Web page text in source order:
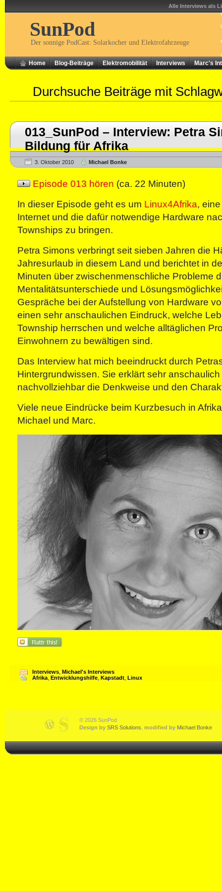
Alle Interviews als
SunPod
Der sonnige PodCast: Solarkocher und Elektrofahrzeuge
Home Blog-Beiträge Elektromobilität Interviews Marc's
Durchsuche Beiträge mit
013_SunPod – Interview: Petra
Bildung für Afrika
3. Oktober 2010 Michael Bonke
Episode 013 hören (ca. 22 Minuten)
In dieser Episode geht es um Linux4Afrika,
Internet und die dafür notwendige Hardware
Townships zu bringen.
Petra Simons verbringt seit sieben Jahren die
Jahresurlaub in diesem Land und berichtet in
Minuten über zwischenmenschliche Probleme
Mentalitätsunterschiede und
Gespräche bei der Aufstellung von Hardware
einen sehr anschaulichen Eindruck, welche
Township herrschen und welche alltäglichen
Einwohnern zu bewältigen sind.
Das Interview hat mich beeindruckt durch
Hintergrundwissen. Sie erklärt sehr
nachvollziehbar die Denkweise und den
Viele neue Eindrücke beim Kurzbesuch in
Michael und Marc.
Interviews Michael's Interviews
Afrika Entwicklungshilfe Kapstadt Linux
© 2026 SunPod
Design by SRS Solutions modified by Michael Bonke